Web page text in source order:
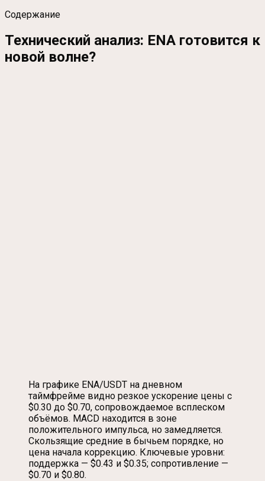
Содержание
Технический анализ: ENA готовится к
новой волне?
На графике ENA/USDT на дневном
таймфрейме видно резкое ускорение цены с
$0.30 до $0.70, сопровождаемое всплеском
объёмов. MACD находится в зоне
положительного импульса, но замедляется.
Скользящие средние в бычьем порядке, но
цена начала коррекцию. Ключевые уровни:
поддержка — $0.43 и $0.35; сопротивление —
$0.70 и $0.80.